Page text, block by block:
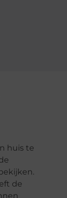
huis te
de